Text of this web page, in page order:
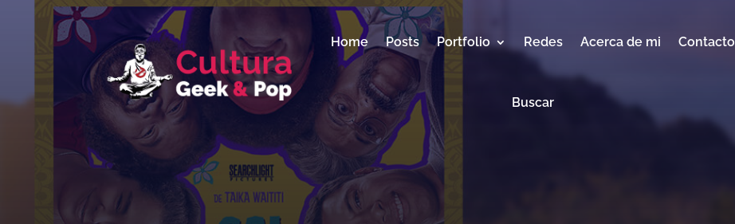
Home Posts Portfolio Redes Acerca de mi Contacto
Buscar